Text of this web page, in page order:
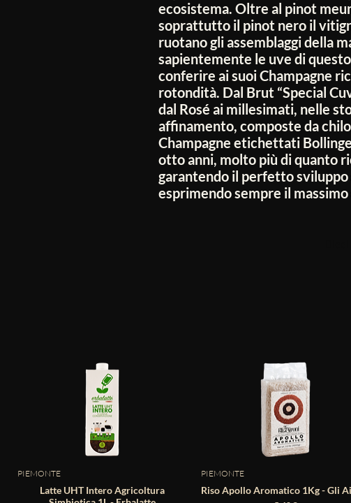
ecosistema. Oltre al pinot
soprattutto il pinot nero il
ruotano gli assemblaggi della
sapientemente le uve di
conferire ai suoi Champagne
rotondità. Dal Brut “Special
dal Rosé ai millesimati, nelle
affinamento, composte da
Champagne etichettati
otto anni, molto più di quanto
garantendo il perfetto sviluppo
esprimendo sempre il
PIEMONTE
Latte UHT Intero Agricoltura
PIEMONTE
Riso Apollo Aromatico 1Kg - Gli